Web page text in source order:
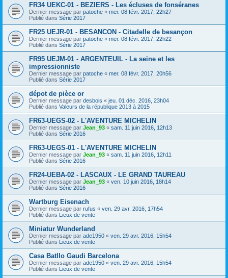
FR34 UEKC-01 - BEZIERS - Les écluses de fonséranes
Dernier message par patoche « mer. 08 févr. 2017, 22h27
Publié dans Série 2017
FR25 UEJR-01 - BESANCON - Citadelle de besançon
Dernier message par patoche « mer. 08 févr. 2017, 22h22
Publié dans Série 2017
FR95 UEJM-01 - ARGENTEUIL - La seine et les
impressionniste
Dernier message par patoche « mer. 08 févr. 2017, 20h56
Publié dans Série 2017
dépot de pièce or
Dernier message par desbois « jeu. 01 déc. 2016, 23h04
Publié dans Valeurs de la république 2013 à 2015
FR63-UEGS-02 - L'AVENTURE MICHELIN
Dernier message par Jean_93 « sam. 11 juin 2016, 12h13
Publié dans Série 2016
FR63-UEGS-01 - L'AVENTURE MICHELIN
Dernier message par Jean_93 « sam. 11 juin 2016, 12h11
Publié dans Série 2016
FR24-UEBA-02 - LASCAUX - LE GRAND TAUREAU
Dernier message par Jean_93 « ven. 10 juin 2016, 18h14
Publié dans Série 2016
Wartburg Eisenach
Dernier message par rufus « ven. 29 avr. 2016, 17h54
Publié dans Lieux de vente
Miniatur Wunderland
Dernier message par ade1950 « ven. 29 avr. 2016, 15h54
Publié dans Lieux de vente
Casa Batllo Gaudi Barcelona
Dernier message par ade1950 « ven. 29 avr. 2016, 15h54
Publié dans Lieux de vente